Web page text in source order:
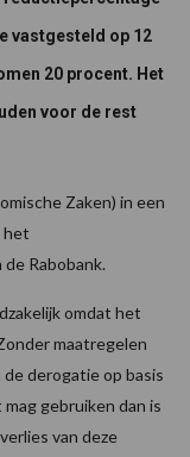
vastgesteld op 12
20 procent. Het
voor de rest
Zaken) in een
het
Rabobank.
omdat het
maatregelen
derogatie op basis
gebruiken dan is
van deze